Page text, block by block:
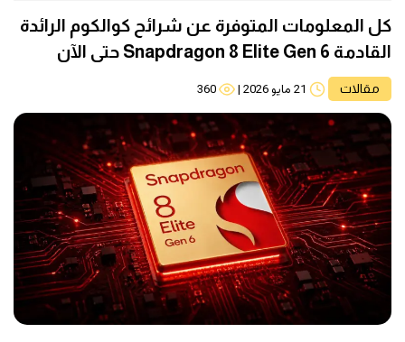
كل المعلومات المتوفرة عن شرائح كوالكوم الرائدة
القادمة Snapdragon 8 Elite Gen 6 حتى الآن
مقالات 21 مايو 2026 |
360